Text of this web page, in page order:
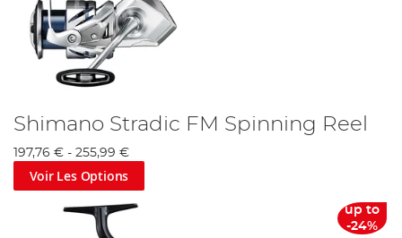
Shimano Stradic FM Spinning Reel
197,76 € - 255,99 €
Voir Les Options
up to
-24%